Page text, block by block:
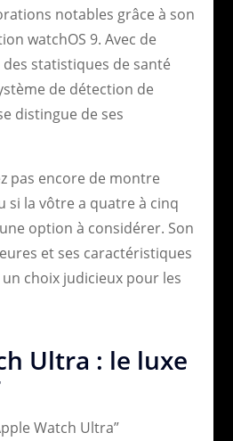
notables grâce à son
watchOS 9. Avec de
statistiques de santé
de détection de
distingue de ses
pas encore de montre
si la vôtre a quatre à cinq
option à considérer. Son
et ses caractéristiques
choix judicieux pour les
Ultra : le luxe
Watch Ultra”